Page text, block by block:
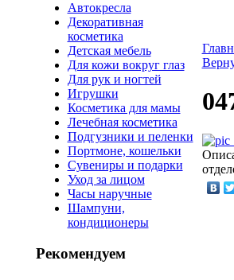
Автокресла
Декоративная
косметика
Детская мебель
Для кожи вокруг глаз
Для рук и ногтей
Игрушки
Косметика для мамы
Лечебная косметика
Подгузники и пеленки
Портмоне, кошельки
Сувениры и подарки
Уход за лицом
Часы наручные
Шампуни,
кондиционеры
Рекомендуем